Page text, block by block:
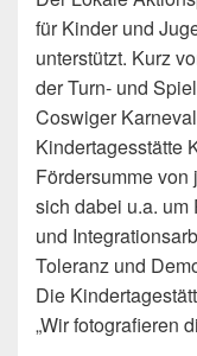
für Kinder und
unterstützt. Kurz
der Turn- und
Coswiger
Kindertagesstätte
Fördersumme
sich dabei u.a.
und
Toleranz und
Die
„Wir fotografieren